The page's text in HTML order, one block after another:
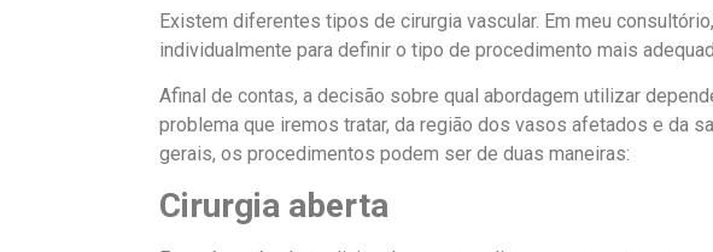
Existem diferentes tipos de cirurgia vascular. Em meu
individualmente para definir o tipo de procedimento mais
Afinal de contas, a decisão sobre qual abordagem utilizar
problema que iremos tratar, da região dos vasos afetados e da
gerais, os procedimentos podem ser de duas maneiras:
Cirurgia aberta